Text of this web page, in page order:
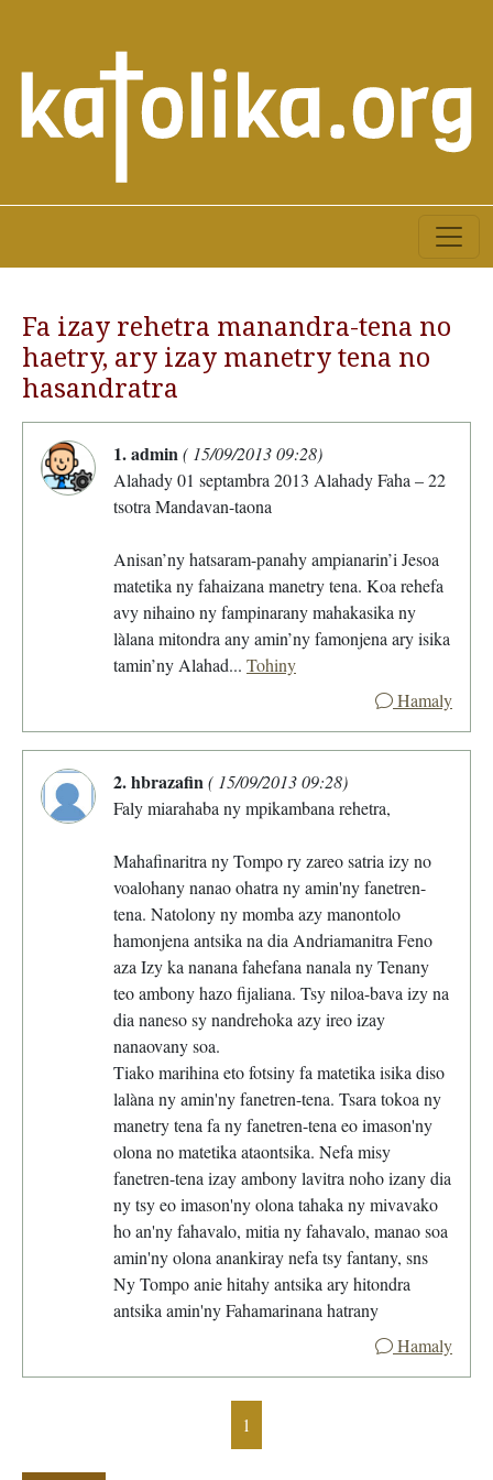
Fa izay rehetra manandra-tena no
haetry, ary izay manetry tena no
hasandratra
1. admin ( 15/09/2013 09:28)
Alahady 01 septambra 2013 Alahady Faha – 22
tsotra Mandavan-taona
Anisan’ny hatsaram-panahy ampianarin’i Jesoa
matetika ny fahaizana manetry tena. Koa rehefa
avy nihaino ny fampinarany mahakasika ny
làlana mitondra any amin’ny famonjena ary isika
tamin’ny Alahad... Tohiny
Hamaly
2. hbrazafin ( 15/09/2013 09:28)
Faly miarahaba ny mpikambana rehetra,
Mahafinaritra ny Tompo ry zareo satria izy no
voalohany nanao ohatra ny amin'ny fanetren-
tena. Natolony ny momba azy manontolo
hamonjena antsika na dia Andriamanitra Feno
aza Izy ka nanana fahefana nanala ny Tenany
teo ambony hazo fijaliana. Tsy niloa-bava izy na
dia naneso sy nandrehoka azy ireo izay
nanaovany soa.
Tiako marihina eto fotsiny fa matetika isika diso
lalàna ny amin'ny fanetren-tena. Tsara tokoa ny
manetry tena fa ny fanetren-tena eo imason'ny
olona no matetika ataontsika. Nefa misy
fanetren-tena izay ambony lavitra noho izany dia
ny tsy eo imason'ny olona tahaka ny mivavako
ho an'ny fahavalo, mitia ny fahavalo, manao soa
amin'ny olona anankiray nefa tsy fantany, sns
Ny Tompo anie hitahy antsika ary hitondra
antsika amin'ny Fahamarinana hatrany
Hamaly
1